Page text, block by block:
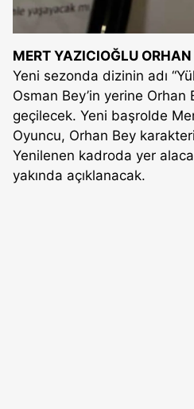
MERT YAZICIOĞLU ORHAN
Yeni sezonda dizinin adı
Osman Bey’in yerine Orhan
geçilecek. Yeni başrolde
Oyuncu, Orhan Bey
Yenilenen kadroda yer
yakında açıklanacak.